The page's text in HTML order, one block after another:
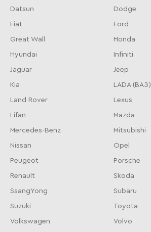
Datsun Dodge
Fiat Ford
Great Wall Honda
Hyundai Infiniti
Jaguar Jeep
Kia LADA (ВАЗ)
Land Rover Lexus
Lifan Mazda
Mercedes-Benz Mitsubishi
Nissan Opel
Peugeot Porsche
Renault Skoda
SsangYong Subaru
Suzuki Toyota
Volkswagen Volvo